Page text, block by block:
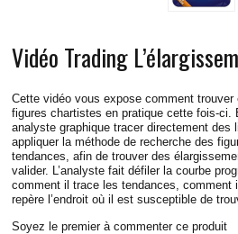
VIDÉOS TRADING S&P
VIDÉOS TRADING EUROSTOXX
VIDÉOS TRADING SPREAD DAX-STOXX
VIDÉOS TRADING EUR/USD
Vidéo Trading
Cette vidéo vous expose comment
figures chartistes en pratique cette fois-ci.
analyste graphique tracer directement des
appliquer la méthode de recherche des
tendances, afin de trouver des
valider. L’analyste fait défiler la courbe
comment il trace les tendances, comment
repère l’endroit où il est susceptible de
Soyez le premier à commenter ce produit